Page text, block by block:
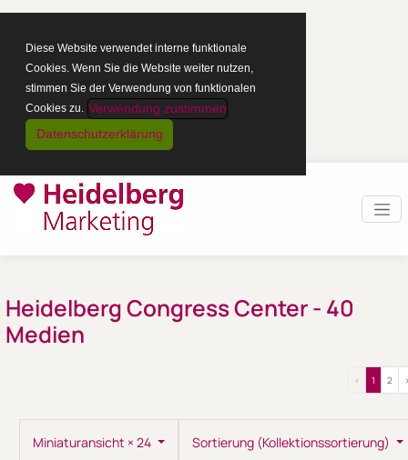
Diese Website verwendet interne funktionale
Cookies. Wenn Sie die Website weiter nutzen,
stimmen Sie der Verwendung von funktionalen
Cookies zu. Verwendung zustimmen
Datenschutzerklärung
Heidelberg Congress Center- 40
Medien
‹ 1 2
Miniaturansicht × 24 Sortierung (Kollektionssortierung)